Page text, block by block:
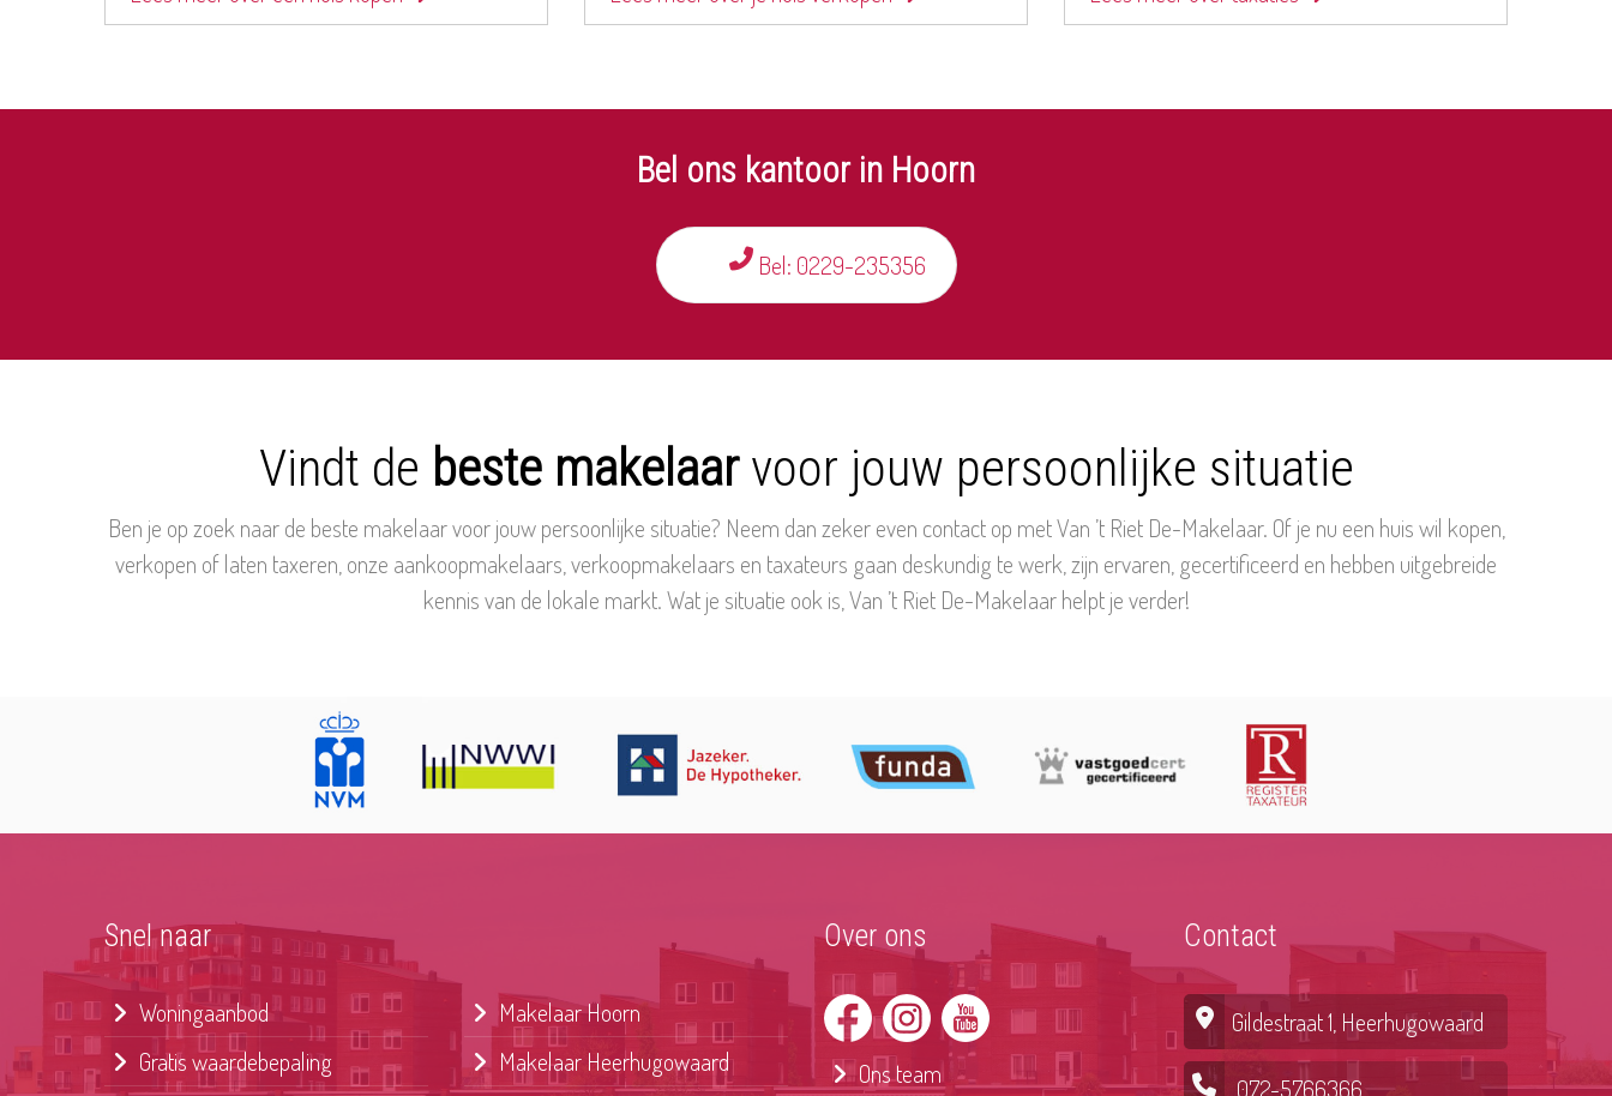
Bel ons kantoor in Hoorn
Bel: 0229-235356
Vindt de beste makelaarvoor jouw persoonlijke situatie
Ben je op zoek naar de beste makelaar voor jouw persoonlijke situatie? Neem dan zeker even contact op met Van ’t Riet De-Makelaar. Of je nu een huis wil kopen,
verkopen of laten taxeren, onze aankoopmakelaars, verkoopmakelaars en taxateurs gaan deskundig te werk, zijn ervaren, gecertificeerd en hebben uitgebreide
kennis van de lokale markt. Wat je situatie ook is, Van ’t Riet De-Makelaar helpt je verder!
Snel naar
Woningaanbod
Gratis waardebepaling
Makelaar Hoorn
Makelaar Heerhugowaard
Over ons
Ons team
Contact
Gildestraat 1, Heerhugowaard
072-5766366